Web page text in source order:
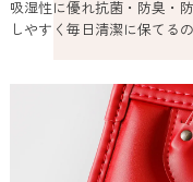
吸湿性に優れ抗菌・防臭・
しやすく毎日清潔に保てる